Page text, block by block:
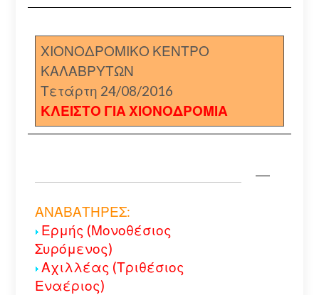
ΧΙΟΝΟΔΡΟΜΙΚΟ ΚΕΝΤΡΟ
ΚΑΛΑΒΡΥΤΩΝ
Τετάρτη 24/08/2016
ΚΛΕΙΣΤΟ ΓΙΑ ΧΙΟΝΟΔΡΟΜΙΑ
ΑΝΑΒΑΤΗΡΕΣ:
Ερμής (Μονοθέσιος
Συρόμενος)
Αχιλλέας (Τριθέσιος
Εναέριος)